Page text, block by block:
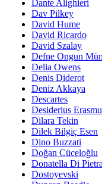
Dante Alighieri
Dav Pilkey
David Hume
David Ricardo
David Szalay
Defne Ongun
Delia Owens
Denis Diderot
Deniz Akkaya
Descartes
Desiderius
Dilara Tekin
Dilek Bilgiç Esen
Dino Buzzati
Doğan Cüceloğlu
Donatella Di
Dostoyevski